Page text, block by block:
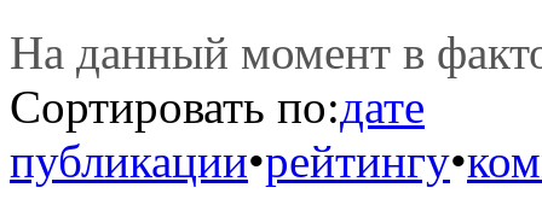
На данный момент в
Сортировать по:дате
публикации•рейтингу•